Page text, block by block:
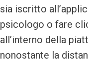
sia iscritto
psicologo o fare
all’interno della
nonostante la